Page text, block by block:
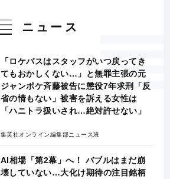
ニュース
「ロケバスはスタッフがいつ戻ってき
てもおかしくない…」と無罪主張の元
ジャンポケ斉藤被告に懲役7年求刑「反
省の情もない」被害を訴える女性は
「ハニトラ扱いされ…絶対許せない」
集英社オンライン編集部ニュース班
AI相場「第2幕」へ！ バブルはまだ崩
壊していない…大化け期待の注目銘柄